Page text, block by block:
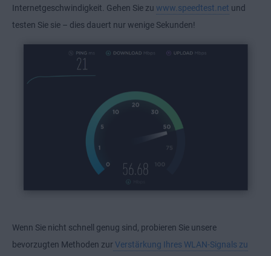
Internetgeschwindigkeit. Gehen Sie zu www.speedtest.net und
testen Sie sie – dies dauert nur wenige Sekunden!
Wenn Sie nicht schnell genug sind, probieren Sie unsere
bevorzugten Methoden zur Verstärkung Ihres WLAN-Signals zu